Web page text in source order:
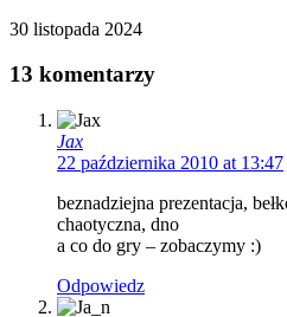
30 listopada 2024
13 komentarzy
Jax
22 października 2010 at 13:47
beznadziejna prezentacja,
chaotyczna, dno
a co do gry – zobaczymy :)
Odpowiedz